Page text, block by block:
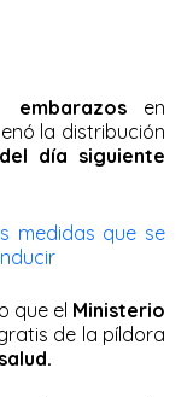
embarazosen
la distribución
día siguiente
medidas que se
que el Ministerio
de la píldora